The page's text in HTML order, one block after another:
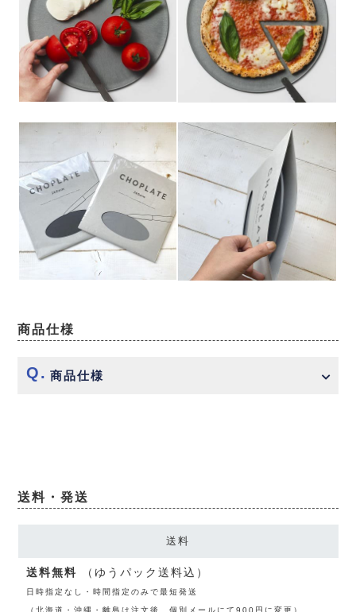
商品仕様
商品仕様
送料・発送
送料
送料無料 （ゆうパック送料込）
日時指定なし・時間指定のみで最短発送
（北海道・沖縄・離島は注文後、個別メールにて900円に変更）